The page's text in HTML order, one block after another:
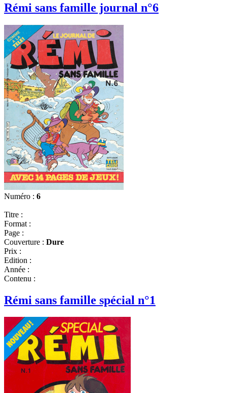
Rémi sans famille journal n°6
Numéro : 6
Titre :
Format :
Page :
Couverture : Dure
Prix :
Edition :
Année :
Contenu :
Rémi sans famille spécial n°1